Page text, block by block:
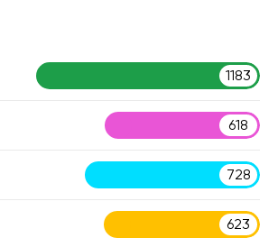
1183
618
728
623